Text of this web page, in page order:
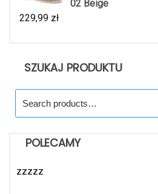
02 Beige
229,99 zł
SZUKAJ PRODUKTU
for:
POLECAMY
zzzzz